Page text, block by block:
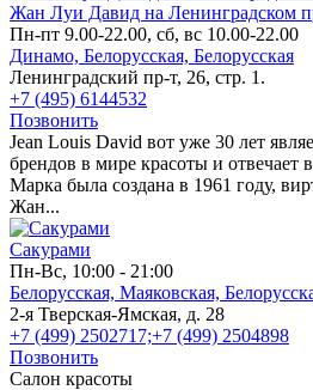
Жан Луи Давид на Ленинградском
Пн-пт 9.00-22.00, сб, вс 10.00-22.00
Динамо, Белорусская, Белорусская
Ленинградский пр-т, 26, стр. 1.
+7 (495) 6144532
Позвонить
Jean Louis David вот уже 30 лет
брендов в мире красоты и отвечает
Марка была создана в 1961 году,
Жан...
Сакурами
Пн-Вс, 10:00 - 21:00
Белорусская, Маяковская,
2-я Тверская-Ямская, д. 28
+7 (499) 2502717;+7 (499) 2504898
Позвонить
Салон красоты